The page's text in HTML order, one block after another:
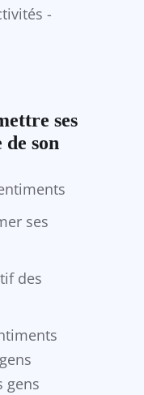
-
ses
son
ses
des
gens